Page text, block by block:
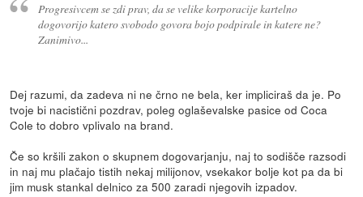
Progresivcem se zdi prav, da se velike korporacije kartelno
dogovorijo katero svobodo govora bojo podpirale in katere ne?
Zanimivo...
Dej razumi, da zadeva ni ne črno ne bela, ker impliciraš da je. Po
tvoje bi nacistični pozdrav, poleg oglaševalske pasice od Coca
Cole to dobro vplivalo na brand.
Če so kršili zakon o skupnem dogovarjanju, naj to sodišče razsodi
in naj mu plačajo tistih nekaj milijonov, vsekakor bolje kot pa da bi
jim musk stankal delnico za 500 zaradi njegovih izpadov.